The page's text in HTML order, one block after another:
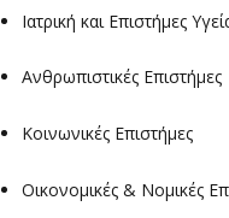
Ιατρική και Επιστήμες
Ανθρωπιστικές Επιστήμες
Κοινωνικές Επιστήμες
Οικονομικές & Νομικές